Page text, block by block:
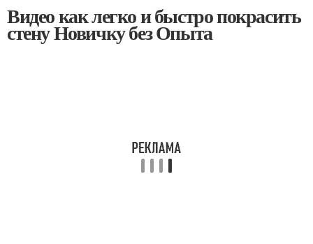
Видео как легко и быстро покрасить
стену Новичку без Опыта